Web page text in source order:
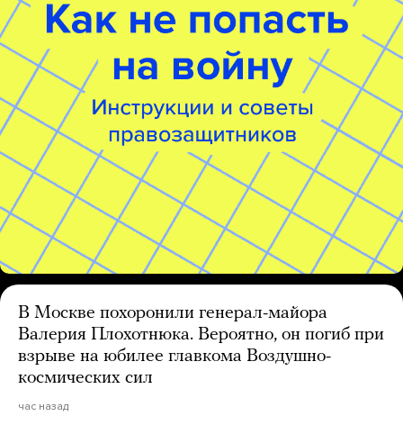
В Москве похоронили генерал-майора
Валерия Плохотнюка. Вероятно, он погиб при
взрыве на юбилее главкома Воздушно-
космических сил
час назад